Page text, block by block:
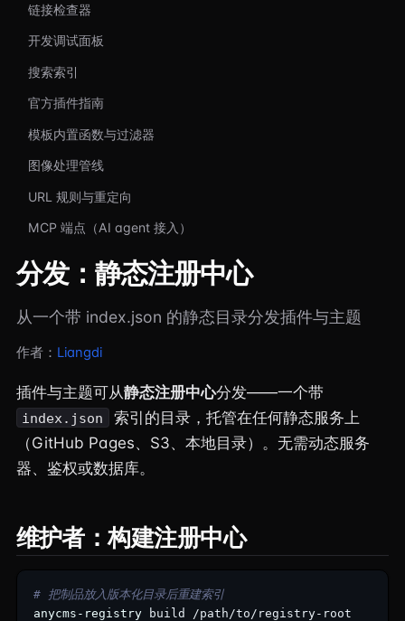
链接检查器
开发调试面板
搜索索引
官方插件指南
模板内置函数与过滤器
图像处理管线
URL 规则与重定向
MCP 端点（AI agent 接入）
分发：静态注册中心
从一个带 index.json 的静态目录分发插件与主题
作者： Liangdi
插件与主题可从静态注册中心分发——一个带
index.json
索引的目录，托管在任何静态服务上
（GitHub Pages、S3、本地目录）。无需动态服务
器、鉴权或数据库。
维护者：构建注册中心
# 把制品放入版本化目录后重建索引
anycms-registry build /path/to/registry-root